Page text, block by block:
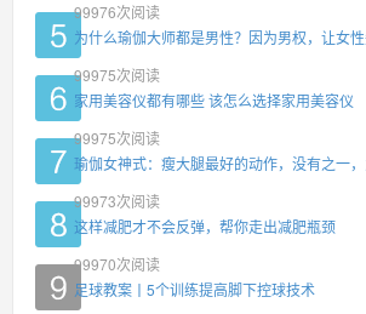
99976次阅读
为什么瑜伽大师都是男性？因为男权，让女
99975次阅读
家用美容仪都有哪些 该怎么选择家用美容仪
99975次阅读
瑜伽女神式：瘦大腿最好的动作，没有之一
99973次阅读
这样减肥才不会反弹，帮你走出减肥瓶颈
99970次阅读
足球教案丨5个训练提高脚下控球技术